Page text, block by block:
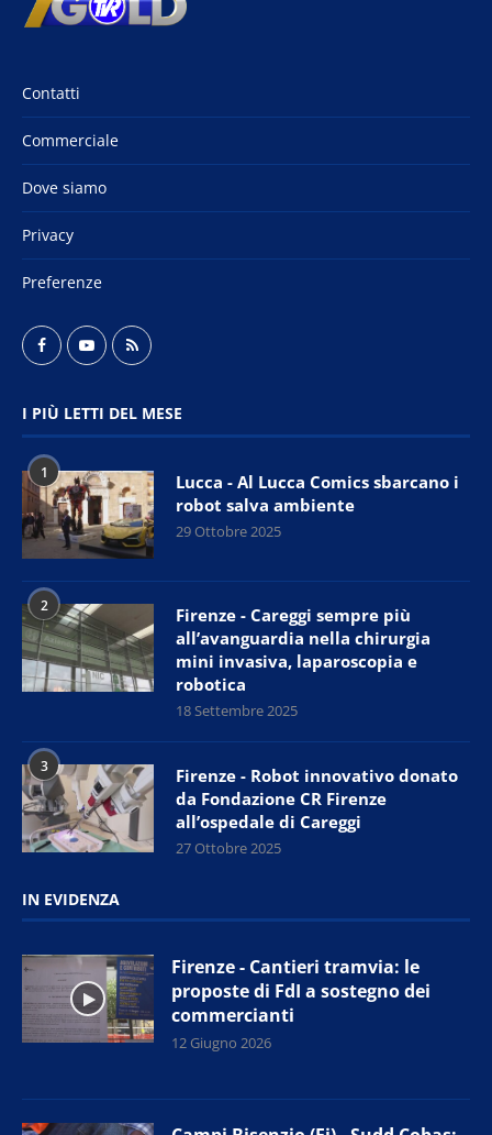
Contatti
Commerciale
Dove siamo
Privacy
Preferenze
I PIÙ LETTI DEL MESE
1
Lucca - Al Lucca Comics sbarcano i
robot salva ambiente
29 Ottobre 2025
2
Firenze - Careggi sempre più
all’avanguardia nella chirurgia
mini invasiva, laparoscopia e
robotica
18 Settembre 2025
3
Firenze - Robot innovativo donato
da Fondazione CR Firenze
all’ospedale di Careggi
27 Ottobre 2025
IN EVIDENZA
Firenze - Cantieri tramvia: le
proposte di FdI a sostegno dei
commercianti
12 Giugno 2026